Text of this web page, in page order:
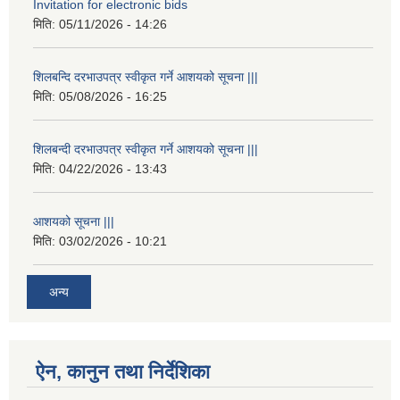
Invitation for electronic bids
मिति: 05/11/2026 - 14:26
शिलबन्दि दरभाउपत्र स्वीकृत गर्ने आशयको सूचना |||
मिति: 05/08/2026 - 16:25
शिलबन्दी दरभाउपत्र स्वीकृत गर्ने आशयको सूचना |||
मिति: 04/22/2026 - 13:43
आशयको सूचना |||
मिति: 03/02/2026 - 10:21
अन्य
ऐन, कानुन तथा निर्देशिका